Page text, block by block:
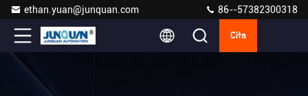
ethan.yuan@junquan.com 86--57382300318
Cita